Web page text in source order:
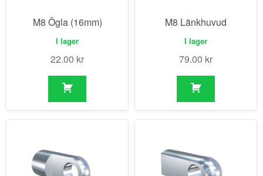
M8 Ögla (16mm)
I lager
22.00 kr
M8 Länkhuvud
I lager
79.00 kr